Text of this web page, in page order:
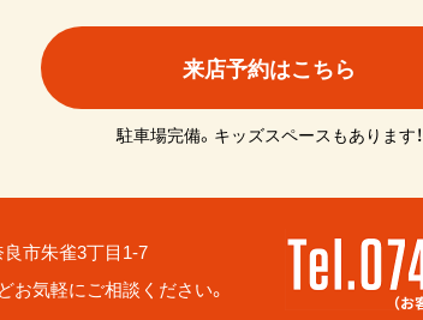
来店予約はこちら
駐車場完備。キッズスペースもあります！
市朱雀3丁目1-7
お気軽にご相談ください。